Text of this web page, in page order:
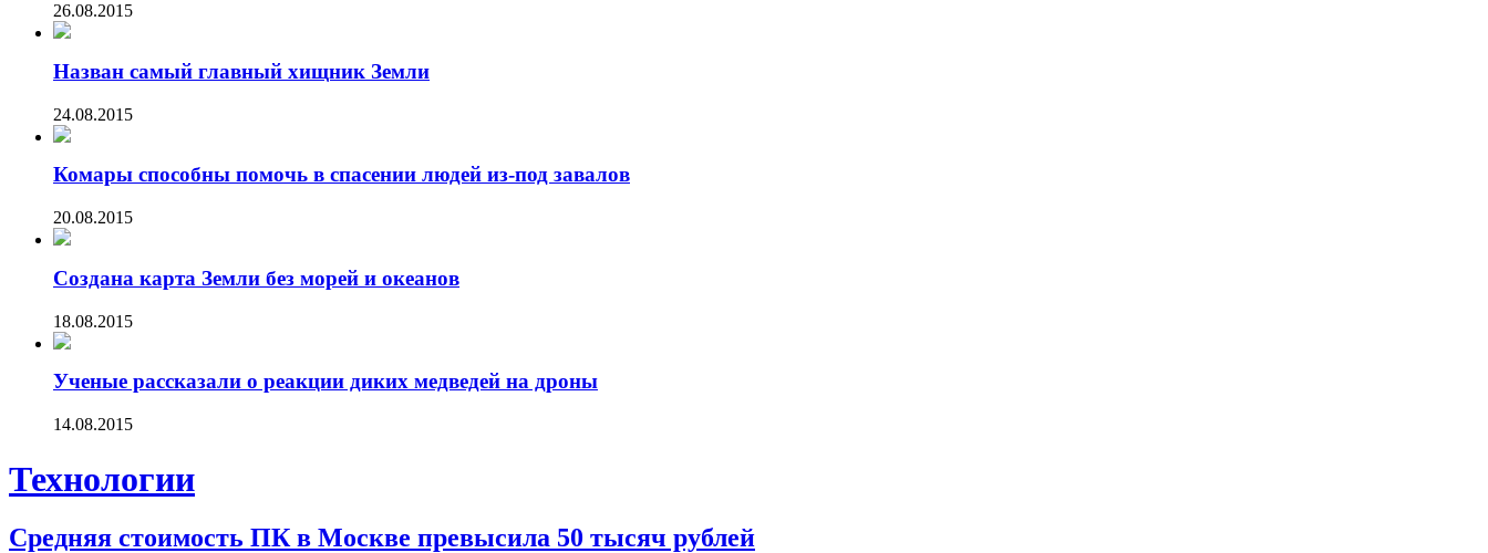
26.08.2015
Назван самый главный хищник Земли
24.08.2015
Комары способны помочь в спасении людей из-под завалов
20.08.2015
Создана карта Земли без морей и океанов
18.08.2015
Ученые рассказали о реакции диких медведей на дроны
14.08.2015
Технологии
Средняя стоимость ПК в Москве превысила 50 тысяч рублей